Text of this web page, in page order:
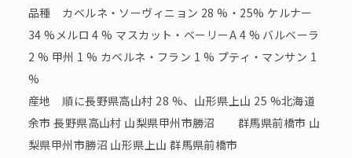
品種 カベルネ・ソーヴィニョン 28 %・25% ケルナー
34 %メルロ 4 % マスカット・ベーリーA 4 % バルベーラ
2 % 甲州 1 % カベルネ・フラン 1 % プティ・マンサン 1
%
産地 順に長野県高山村 28 %、山形県上山 25 %北海道
余市 長野県高山村 山梨県甲州市勝沼 群馬県前橋市 山
梨県甲州市勝沼 山形県上山 群馬県前橋市